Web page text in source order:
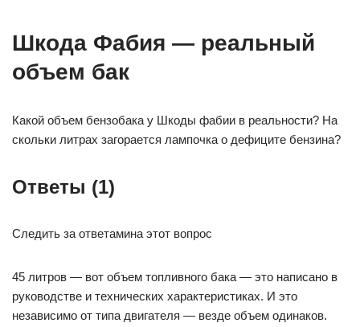
Шкода Фабия — реальный
объем бак
Какой объем бензобака у Шкоды фабии в реальности? На
скольки литрах загорается лампочка о дефиците бензина?
Ответы (1)
Следить за ответамина этот вопрос
45 литров — вот объем топливного бака — это написано в
руководстве и технических характеристиках. И это
независимо от типа двигателя — везде объем одинаков.